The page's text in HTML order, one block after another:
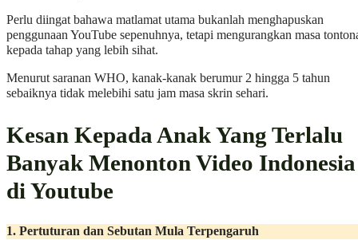
Perlu diingat bahawa matlamat utama bukanlah menghapuskan
penggunaan YouTube sepenuhnya, tetapi mengurangkan masa
kepada tahap yang lebih sihat.
Menurut saranan WHO, kanak-kanak berumur 2 hingga 5 tahun
sebaiknya tidak melebihi satu jam masa skrin sehari.
Kesan Kepada Anak Yang Terlalu
Banyak Menonton Video Indonesia
di Youtube
1. Pertuturan dan Sebutan Mula Terpengaruh